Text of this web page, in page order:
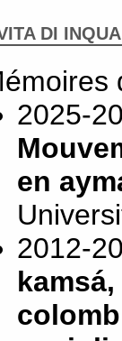
DI
2025-
en
2012-